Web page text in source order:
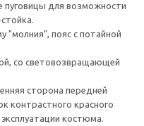
пуговицы для возможности
"молния", пояс с потайной
со световозвращающей
сторона передней
контрастного красного
костюма.